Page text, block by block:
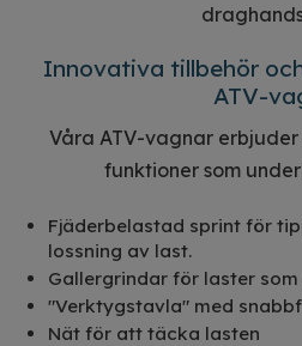
Innovativa tillbehör
ATV-
Våra ATV-vagnar
funktioner som
Fjäderbelastad sprint för
lossning av last.
Gallergrindar för laster
"Verktygstavla" med
Nät för att täcka lasten